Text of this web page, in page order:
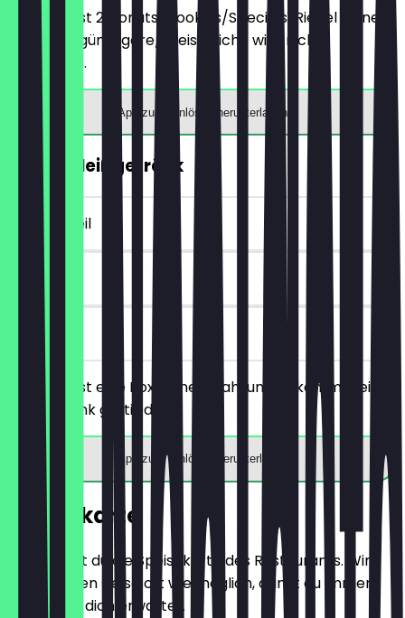
Du bestellst 2 Donuts/Cookies/Specials/Riegel deiner
Wahl, das günstigere/preisgleiche wird nicht
berechnet.
App zum Einlösen herunterladen
GRATIS Heißgetränk
~€ 3 Vorteil
90 Tage
vor Ort
Du bestellst eine Box deiner Wahl und bekommst ein
Heißgetränk gratis dazu.
App zum Einlösen herunterladen
Speisekarte
Hier findest du die Speisekarte des Restaurants. Wir
aktualisieren sie so oft wie möglich, damit du immer
weißt, was dich erwartet.